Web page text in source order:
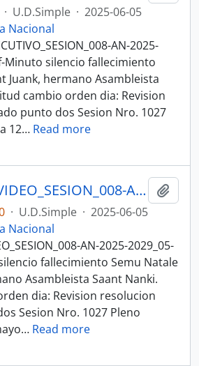
· U.D.Simple · 2025-06-05
Nacional
AN-2025-
Minuto silencio fallecimiento
Juank, hermano Asambleista
cambio orden dia: Revision
punto dos Sesion Nro. 1027
12… Read more
009_AUDIO Y VIDEO_SESION_008-AN-2025-2029_05-06-25SESION DEL PLENO N 008 ASAMBLEA NACIONAL 2025-2027
· U.D.Simple · 2025-06-05
Nacional
AN-2025-2029_05-
fallecimiento Semu Natale
Asambleista Saant Nanki.
dia: Revision resolucion
Sesion Nro. 1027 Pleno
… Read more